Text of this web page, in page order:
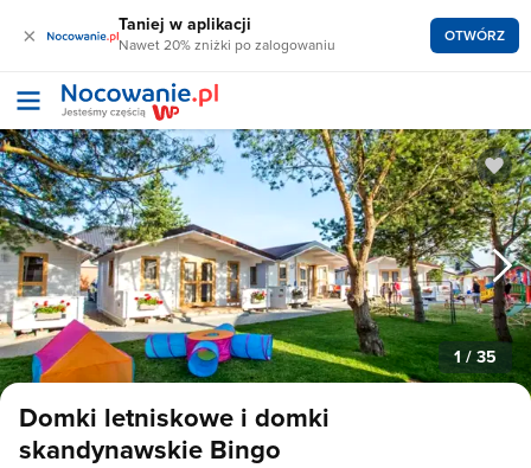
× Taniej w aplikacji
Nawet 20% zniżki po zalogowaniu OTWÓRZ
1 / 35
Domki letniskowe i domki
skandynawskie Bingo